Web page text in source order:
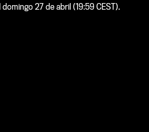
27 de abril (19:59 CEST).